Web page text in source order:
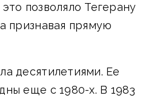
позволяло Тегерану
признавая прямую
десятилетиями. Ее
еще с 1980-х. В 1983